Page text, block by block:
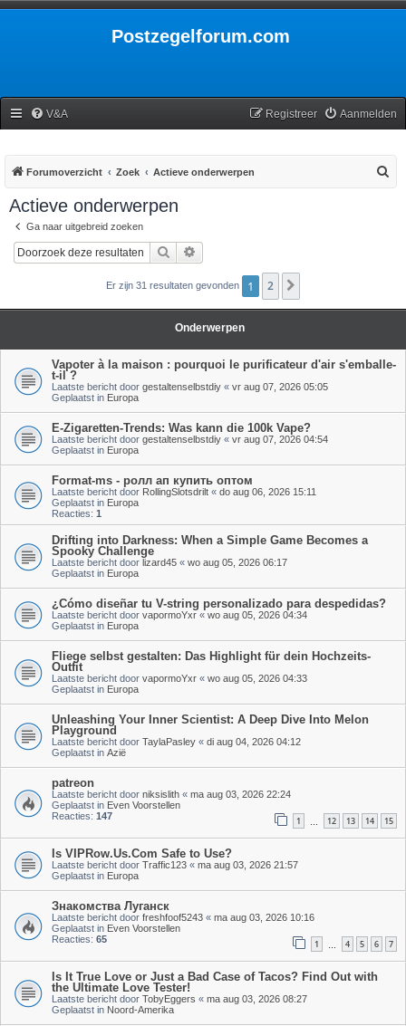
Postzegelforum.com
V&A Aanmelden
Registreer
Forumoverzicht Zoek Actieve onderwerpen
Actieve onderwerpen
Ga naar uitgebreid zoeken
Zoek
Er zijn 31 resultaten gevonden 1 2
Onderwerpen
Vapoter à la maison : pourquoi le purificateur d'air s'emballe-
t-il ?
Laatste bericht door gestaltenselbstdiy « vr aug 07, 2026 05:05
Geplaatst in Europa
E-Zigaretten-Trends: Was kann die 100k Vape?
Laatste bericht door gestaltenselbstdiy « vr aug 07, 2026 04:54
Geplaatst in Europa
Format-ms - ролл ап купить оптом
Laatste bericht door RollingSlotsdrilt « do aug 06, 2026 15:11
Geplaatst in Europa
Reacties: 1
Drifting into Darkness: When a Simple Game Becomes a
Spooky Challenge
Laatste bericht door lizard45 « wo aug 05, 2026 06:17
Geplaatst in Europa
¿Cómo diseñar tu V-string personalizado para despedidas?
Laatste bericht door vapormoYxr « wo aug 05, 2026 04:34
Geplaatst in Europa
Fliege selbst gestalten: Das Highlight für dein Hochzeits-
Outfit
Laatste bericht door vapormoYxr « wo aug 05, 2026 04:33
Geplaatst in Europa
Unleashing Your Inner Scientist: A Deep Dive Into Melon
Playground
Laatste bericht door TaylaPasley « di aug 04, 2026 04:12
Geplaatst in Azië
patreon
Laatste bericht door niksislith « ma aug 03, 2026 22:24
Geplaatst in Even Voorstellen
Reacties: 147 1 12 13 14 15
Is VIPRow.Us.Com Safe to Use?
Laatste bericht door Traffic123 « ma aug 03, 2026 21:57
Geplaatst in Europa
Знакомства Луганск
Laatste bericht door freshfoof5243 « ma aug 03, 2026 10:16
Geplaatst in Even Voorstellen
Reacties: 65 1 4 5 6 7
Is It True Love or Just a Bad Case of Tacos? Find Out with
the Ultimate Love Tester!
Laatste bericht door TobyEggers « ma aug 03, 2026 08:27
Geplaatst in Noord-Amerika